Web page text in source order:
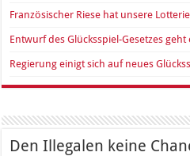
Französischer Riese hat unsere
Entwurf des Glücksspiel-Gesetzes
Regierung einigt sich auf neues
Den Illegalen keine